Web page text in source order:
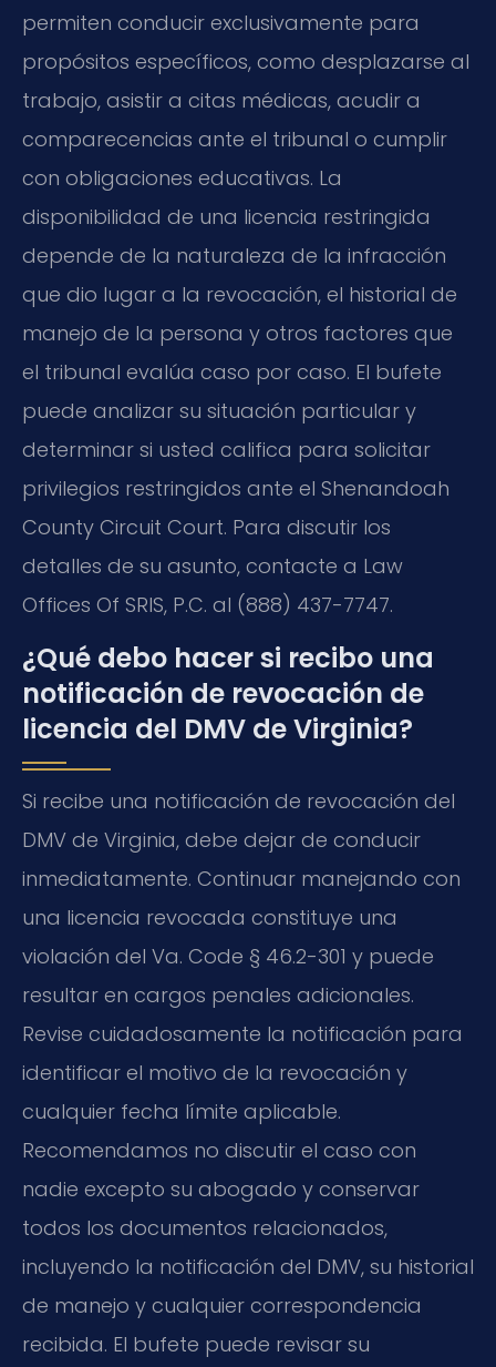
permiten conducir exclusivamente para
propósitos específicos, como desplazarse al
trabajo, asistir a citas médicas, acudir a
comparecencias ante el tribunal o cumplir
con obligaciones educativas. La
disponibilidad de una licencia restringida
depende de la naturaleza de la infracción
que dio lugar a la revocación, el historial de
manejo de la persona y otros factores que
el tribunal evalúa caso por caso. El bufete
puede analizar su situación particular y
determinar si usted califica para solicitar
privilegios restringidos ante el Shenandoah
County Circuit Court. Para discutir los
detalles de su asunto, contacte a Law
Offices Of SRIS, P.C. al (888) 437-7747.
¿Qué debo hacer si recibo una
notificación de revocación de
licencia del DMV de Virginia?
Si recibe una notificación de revocación del
DMV de Virginia, debe dejar de conducir
inmediatamente. Continuar manejando con
una licencia revocada constituye una
violación del Va. Code § 46.2-301 y puede
resultar en cargos penales adicionales.
Revise cuidadosamente la notificación para
identificar el motivo de la revocación y
cualquier fecha límite aplicable.
Recomendamos no discutir el caso con
nadie excepto su abogado y conservar
todos los documentos relacionados,
incluyendo la notificación del DMV, su historial
de manejo y cualquier correspondencia
recibida. El bufete puede revisar su